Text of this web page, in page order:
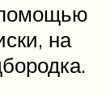
на